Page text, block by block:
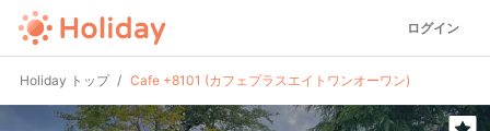
ログイン
Holiday トップ Cafe +8101 (カフェプラスエイトワンオーワン)